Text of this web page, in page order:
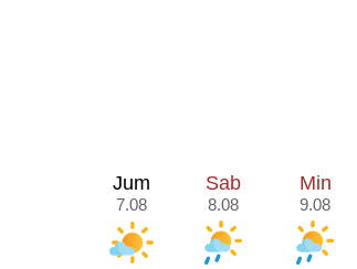
Jum
7.08
Sab
8.08
Min
9.08